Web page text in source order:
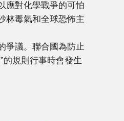
應對化學戰爭的可怕
林毒氣和全球恐怖主
爭議。聯合國為防止
的規則行事時會發生